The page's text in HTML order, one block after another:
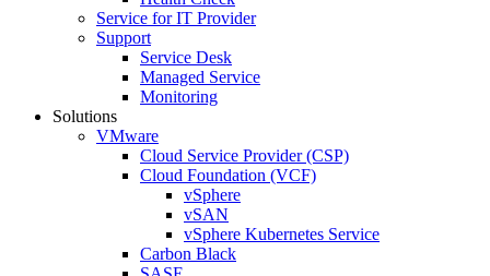
Service for IT Provider
Support
Service Desk
Managed Service
Monitoring
Solutions
VMware
Cloud Service Provider (CSP)
Cloud Foundation (VCF)
vSphere
vSAN
vSphere Kubernetes Service
Carbon Black